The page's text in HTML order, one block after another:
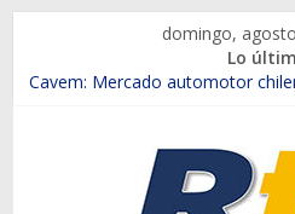
contenido
domingo,
Lo
Chile es el primer mercado
Salfa suma vehículos
Samex amplía su red con nuevas